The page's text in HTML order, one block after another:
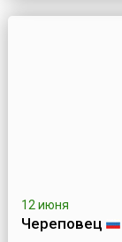
12 июня
Череповец